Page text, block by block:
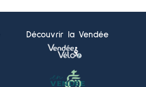
Découvrir la Vendée